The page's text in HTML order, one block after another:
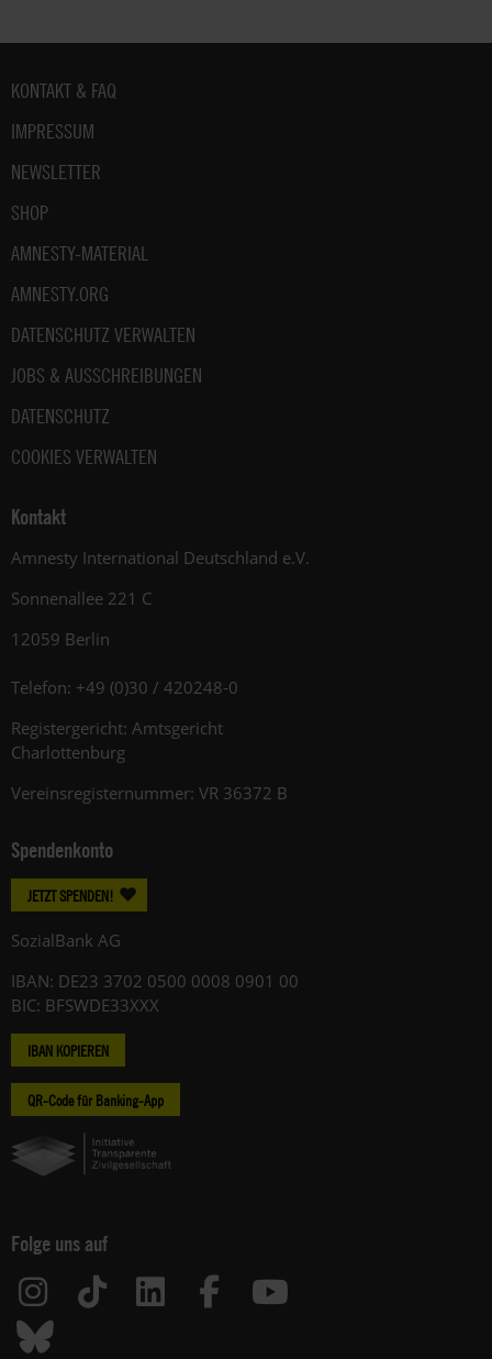
Fußbereich
KONTAKT & FAQ
IMPRESSUM
NEWSLETTER
SHOP
AMNESTY-MATERIAL
AMNESTY.ORG
DATENSCHUTZ VERWALTEN
JOBS & AUSSCHREIBUNGEN
DATENSCHUTZ
COOKIES VERWALTEN
Kontakt
Amnesty International Deutschland e.V.
Sonnenallee 221 C
12059 Berlin
Telefon: +49 (0)30 / 420248-0
Registergericht: Amtsgericht
Charlottenburg
Vereinsregisternummer: VR 36372 B
Spendenkonto
JETZT SPENDEN!
SozialBank AG
IBAN: DE23 3702 0500 0008 0901 00
BIC: BFSWDE33XXX
IBAN KOPIEREN
QR-Code für Banking-App
Folge uns auf